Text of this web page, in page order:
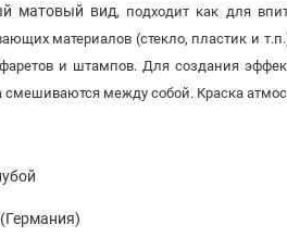
матовый вид, подходит как для
материалов (стекло, пластик и
и штампов. Для создания
между собой. Краска